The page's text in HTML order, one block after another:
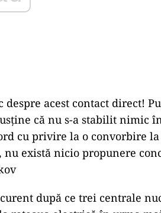
acest contact direct!
că nu s-a stabilit nimic
cu privire la o convorbire
există nicio propunere
după ce trei centrale